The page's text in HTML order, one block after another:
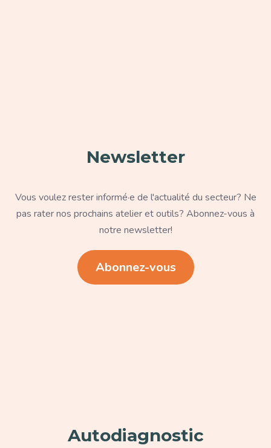
Newsletter
Vous voulez rester informé·e de l'actualité du secteur? Ne
pas rater nos prochains atelier et outils? Abonnez-vous à
notre newsletter!
Abonnez-vous
Autodiagnostic